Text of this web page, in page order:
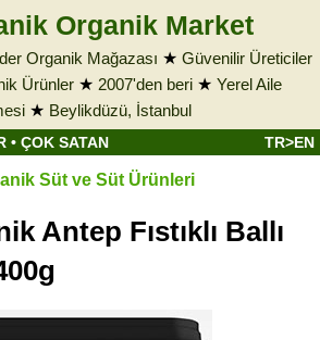
Organik Market
Organik Mağazası ★ Güvenilir Üreticiler
Ürünler★ 2007'den beri★ Yerel Aile
★ Beylikdüzü, İstanbul
• ÇOK SATAN TR>EN
Süt ve Süt Ürünleri
Antep Fıstıklı Ballı